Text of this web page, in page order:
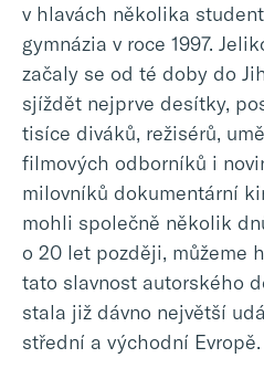
v hlavách několika
gymnázia v roce 1997.
začaly se od té doby do
sjíždět nejprve desítky,
tisíce diváků, režisérů,
filmových odborníků i
milovníků dokumentární
mohli společně několik
o 20 let později, můžeme
tato slavnost autorského
stala již dávno největší
střední a východní Evropě.